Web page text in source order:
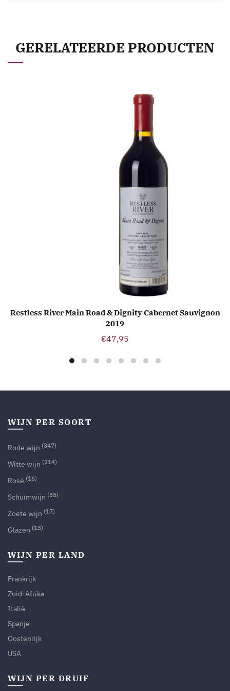
GERELATEERDE PRODUCTEN
TOEVOEGEN AAN WINKELWAGEN
Restless River Main Road & Dignity Cabernet Sauvignon
2019
€47,95
WIJN PER SOORT
Rode wijn (347)
Witte wijn (214)
Rosé (16)
Schuimwijn (35)
Zoete wijn (17)
Glazen (13)
WIJN PER LAND
Frankrijk
Zuid-Afrika
Italië
Spanje
Oostenrijk
USA
WIJN PER DRUIF